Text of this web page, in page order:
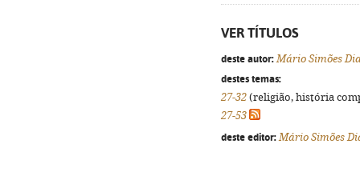
VER TÍTULOS
deste autor: Mário Simões
destes temas:
27-32 (religião, história
27-53
deste editor: Mário Simões